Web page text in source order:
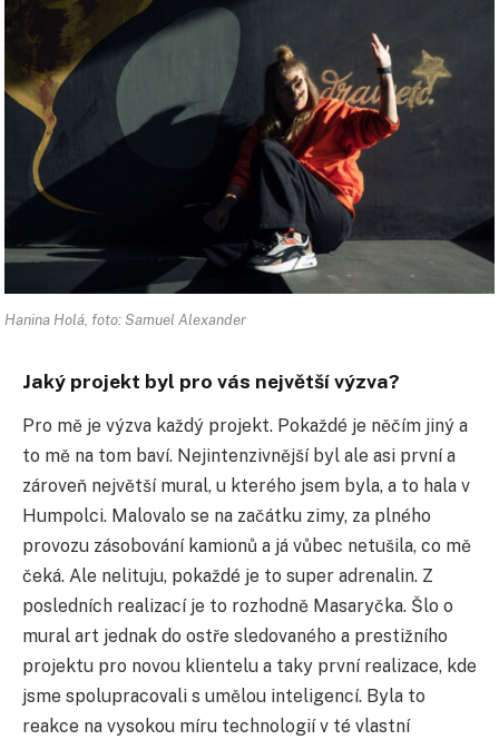
Hanina Holá, foto: Samuel Alexander
Jaký projekt byl pro vás největší výzva?
Pro mě je výzva každý projekt. Pokaždé je něčím jiný a
to mě na tom baví. Nejintenzivnější byl ale asi první a
zároveň největší mural, u kterého jsem byla, a to hala v
Humpolci. Malovalo se na začátku zimy, za plného
provozu zásobování kamionů a já vůbec netušila, co mě
čeká. Ale nelituju, pokaždé je to super adrenalin. Z
posledních realizací je to rozhodně Masaryčka. Šlo o
mural art jednak do ostře sledovaného a prestižního
projektu pro novou klientelu a taky první realizace, kde
jsme spolupracovali s umělou inteligencí. Byla to
reakce na vysokou míru technologií v té vlastní